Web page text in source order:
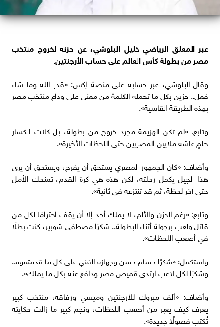
عبر المعلق الرياضي خليل البلوشي، عن حزنه لخروج منتخب
مصر من بطولة كأس العالم على حساب الأرجنتين.
وقال البلوشي، عبر حسابه على منصة إكس: «قدر الله وما شاء
فعل.. حزين بكل ما تحمله الكلمة من معنى على وداع منتخب مصر
بهذه الطريقة القاسية».
وتابع: «لم تكن الهزيمة مجرد خروج من بطولة، بل كانت انكسار
حلمٍ عاشه ملايين المصريين حتى اللحظات الأخيرة».
وأضاف: «كان الجمهور المصري يستحق أن يفرح، ويستحق أن يرى
هذا الجيل يكمل رحلته، لكن هذه هي كرة القدم، تمنحك الأمل
حتى آخر لحظة، ثم قد تنتزعه في ثانية».
وتابع: «رغم الحزن والألم، لا يملك أحد إلا أن يقف احترامًا لكل من
قاتل ولعب برجولة أثناء البطولة.. شكرًا مصطفى شوبير، كنت بطلًا
في أصعب اللحظات».
واستكمل: «شكرًا حسام حسن وجهازه الفني على كل ما قدمتموه..
وشكرًا لكل لاعب ارتدى قميص مصر ودافع عنه بكل ما يملك».
وأضاف: «ألف مبروك للأرجنتين وميسي ورفاقه، منتخب كبير
يعرف كيف يعبر من أصعب اللحظات، ونجم كبير ما زالت حكايته
تُكتب فصولًا جديدة».